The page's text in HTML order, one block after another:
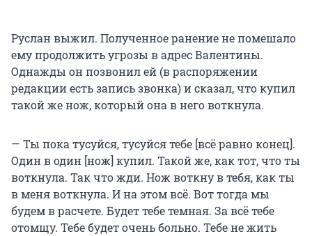
Руслан выжил. Полученное ранение не помешало
ему продолжить угрозы в адрес Валентины.
Однажды он позвонил ей (в распоряжении
редакции есть запись звонка) и сказал, что купил
такой же нож, который она в него воткнула.
— Ты пока тусуйся, тусуйся тебе [всё равно конец].
Один в один [нож] купил. Такой же, как тот, что ты
воткнула. Так что жди. Нож воткну в тебя, как ты
в меня воткнула. И на этом всё. Вот тогда мы
будем в расчете. Будет тебе темная. За всё тебе
отомщу. Тебе будет очень больно. Тебе не жить